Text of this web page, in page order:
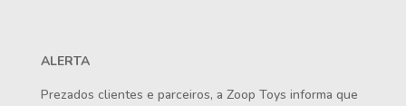
ALERTA
Prezados clientes e parceiros, a Zoop Toys informa que